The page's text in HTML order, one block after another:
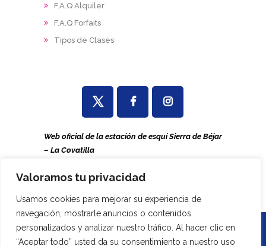
Valoramos tu privacidad
Usamos cookies para mejorar su experiencia de
navegación, mostrarle anuncios o contenidos
personalizados y analizar nuestro tráfico. Al hacer clic en
“Aceptar todo” usted da su consentimiento a nuestro uso
F.A.Q Alquiler
F.A.Q Forfaits
Tipos de Clases
Web oficial de la estación de esquí Sierra de Béjar
– La Covatilla
informaciones y publicaciones ajenas a esta Web
La Covatilla. © 2026. All Rights